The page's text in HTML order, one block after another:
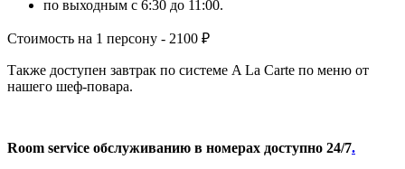
по выходным с 6:30 до 11:00.
Стоимость на 1 персону - 2100 ₽
Также доступен завтрак по системе A La Carte по меню от
нашего шеф-повара.
Room service обслуживанию в номерах доступно 24/7.